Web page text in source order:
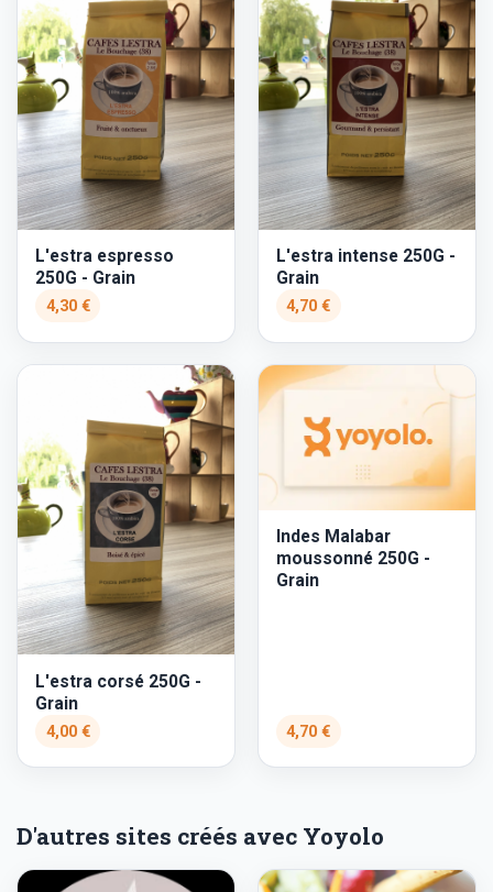
L'estra espresso
250G - Grain
4,30 €
L'estra intense 250G -
Grain
4,70 €
L'estra corsé 250G -
Grain
4,00 €
Indes Malabar
moussonné 250G -
Grain
4,70 €
D'autres sites créés avec Yoyolo